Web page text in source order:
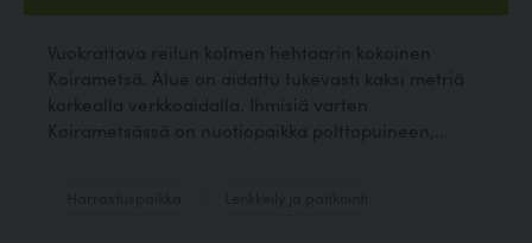
Vuokrattava reilun kolmen hehtaarin kokoinen
Koirametsä. Alue on aidattu tukevasti kaksi metriä
korkealla verkkoaidalla. Ihmisiä varten
Koirametsässä on nuotiopaikka polttopuineen,...